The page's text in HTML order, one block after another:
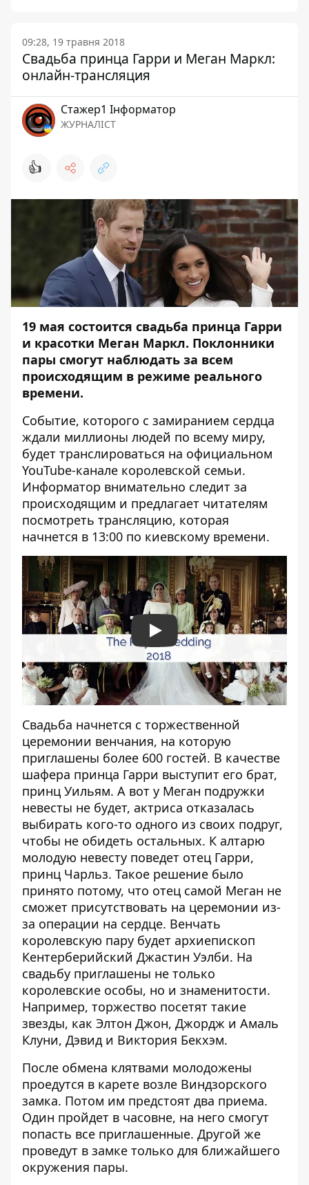
09:28, 19 травня 2018
Свадьба принца Гарри и Меган Маркл:
онлайн-трансляция
Стажер1 Інформатор
ЖУРНАЛІСТ
👍
19 мая состоится свадьба принца Гарри
и красотки Меган Маркл. Поклонники
пары смогут наблюдать за всем
происходящим в режиме реального
времени.
Событие, которого с замиранием сердца
ждали миллионы людей по всему миру,
будет транслироваться на официальном
YouTube-канале королевской семьи.
Информатор внимательно следит за
происходящим и предлагает читателям
посмотреть трансляцию, которая
начнется в 13:00 по киевскому времени.
Play
Свадьба начнется с торжественной
церемонии венчания, на которую
приглашены более 600 гостей. В качестве
шафера принца Гарри выступит его брат,
принц Уильям. А вот у Меган подружки
невесты не будет, актриса отказалась
выбирать кого-то одного из своих подруг,
чтобы не обидеть остальных. К алтарю
молодую невесту поведет отец Гарри,
принц Чарльз. Такое решение было
принято потому, что отец самой Меган не
сможет присутствовать на церемонии из-
за операции на сердце. Венчать
королевскую пару будет архиепископ
Кентерберийский Джастин Уэлби. На
свадьбу приглашены не только
королевские особы, но и знаменитости.
Например, торжество посетят такие
звезды, как Элтон Джон, Джордж и Амаль
Клуни, Дэвид и Виктория Бекхэм.
После обмена клятвами молодожены
проедутся в карете возле Виндзорского
замка. Потом им предстоят два приема.
Один пройдет в часовне, на него смогут
попасть все приглашенные. Другой же
проведут в замке только для ближайшего
окружения пары.